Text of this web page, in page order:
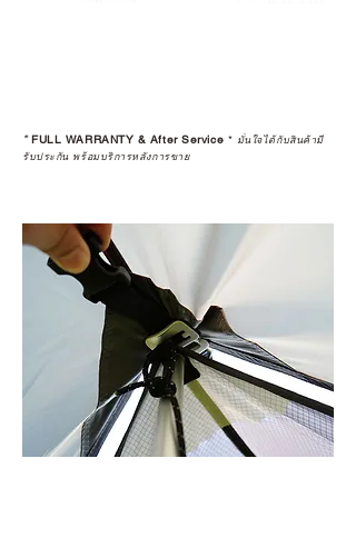
*FULL WARRANTY & After Service * มั่นใจได้กับสินค้ามี
รับประกัน พร้อมบริการหลังการขาย